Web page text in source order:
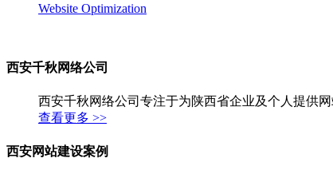
Website Optimization
西安千秋网络公司
西安千秋网络公司专注于为陕西省企业及个人提供
查看更多 >>
西安网站建设案例